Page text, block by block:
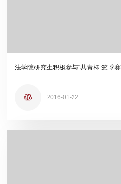
法学院研究生积极参与“共青杯”篮球赛
2016-01-22